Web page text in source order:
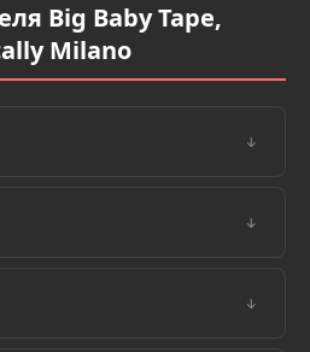
Big Baby Tape,
Milano
↓
↓
↓